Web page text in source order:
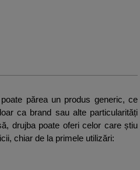
părea un produs generic, ce
ca brand sau alte particularități
drujba poate oferi celor care știu
chiar de la primele utilizări: